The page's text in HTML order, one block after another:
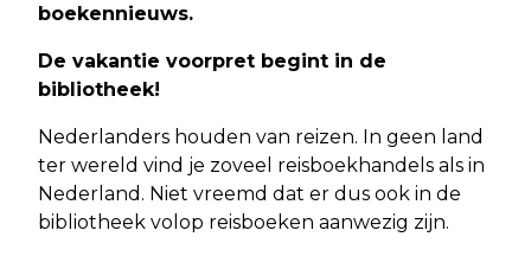
boekennieuws.
De vakantie voorpret begint in de
bibliotheek!
Nederlanders houden van reizen. In geen land
ter wereld vind je zoveel reisboekhandels als in
Nederland. Niet vreemd dat er dus ook in de
bibliotheek volop reisboeken aanwezig zijn.